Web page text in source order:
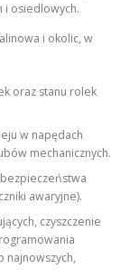
i osiedlowych.
i okolic, w
oraz stanu rolek
w napędach
mechanicznych.
awaryjne).
czyszczenie
najnowszych,